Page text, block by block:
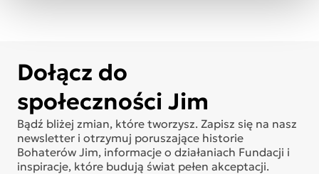
Dołącz do
społeczności Jim
Bądź bliżej zmian, które tworzysz. Zapisz się na nasz
newsletter i otrzymuj poruszające historie
Bohaterów Jim, informacje o działaniach Fundacji i
inspiracje, które budują świat pełen akceptacji.